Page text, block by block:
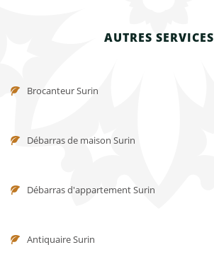
AUTRES SERVICES
Brocanteur Surin
Débarras de maison Surin
Débarras d'appartement Surin
Antiquaire Surin